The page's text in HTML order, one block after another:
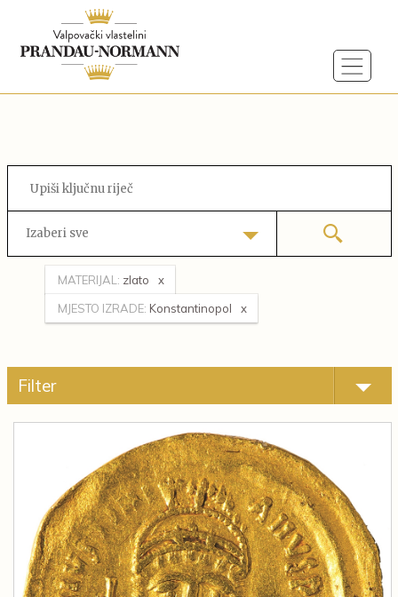
Izaberi sve
MATERIJAL: zlato
MJESTO IZRADE: Konstantinopol
Filter